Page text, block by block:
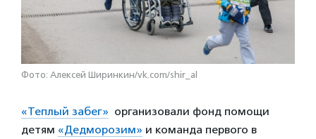
Фото: Алексей Ширинкин/vk.com/shir_al
«Теплый забег» организовали фонд помощи
детям «Дедморозим» и команда первого в